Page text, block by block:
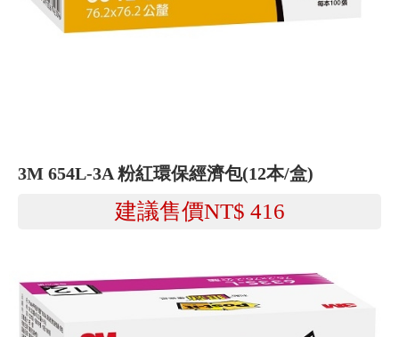
3M 654L-3A 粉紅環保經濟包(12本/盒)
建議售價NT$ 416